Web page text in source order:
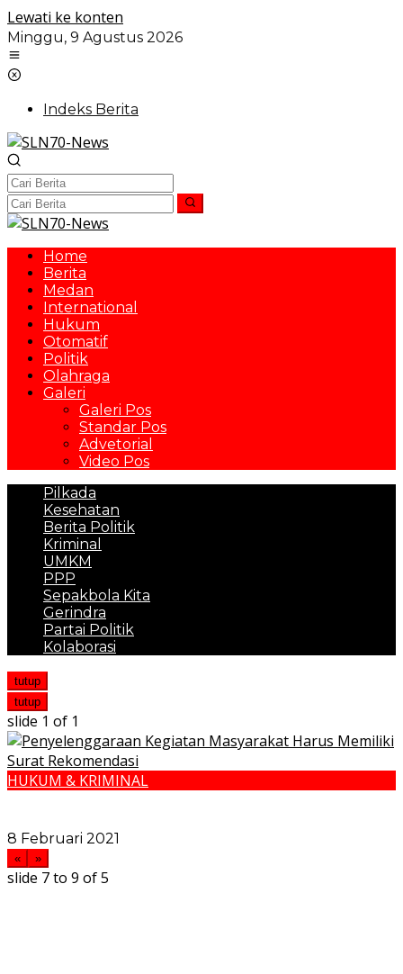
Lewati ke konten
Minggu, 9 Agustus 2026
Indeks Berita
Home
Berita
Medan
International
Hukum
Otomatif
Politik
Olahraga
Galeri
Galeri Pos
Standar Pos
Advetorial
Video Pos
Pilkada
Kesehatan
Berita Politik
Kriminal
UMKM
PPP
Sepakbola Kita
Gerindra
Partai Politik
Kolaborasi
tutup
tutup
slide 1 of 1
HUKUM & KRIMINAL
8 Februari 2021
« »
slide 7 to 9 of 5